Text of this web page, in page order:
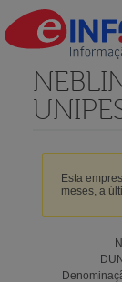
Esta
meses, a